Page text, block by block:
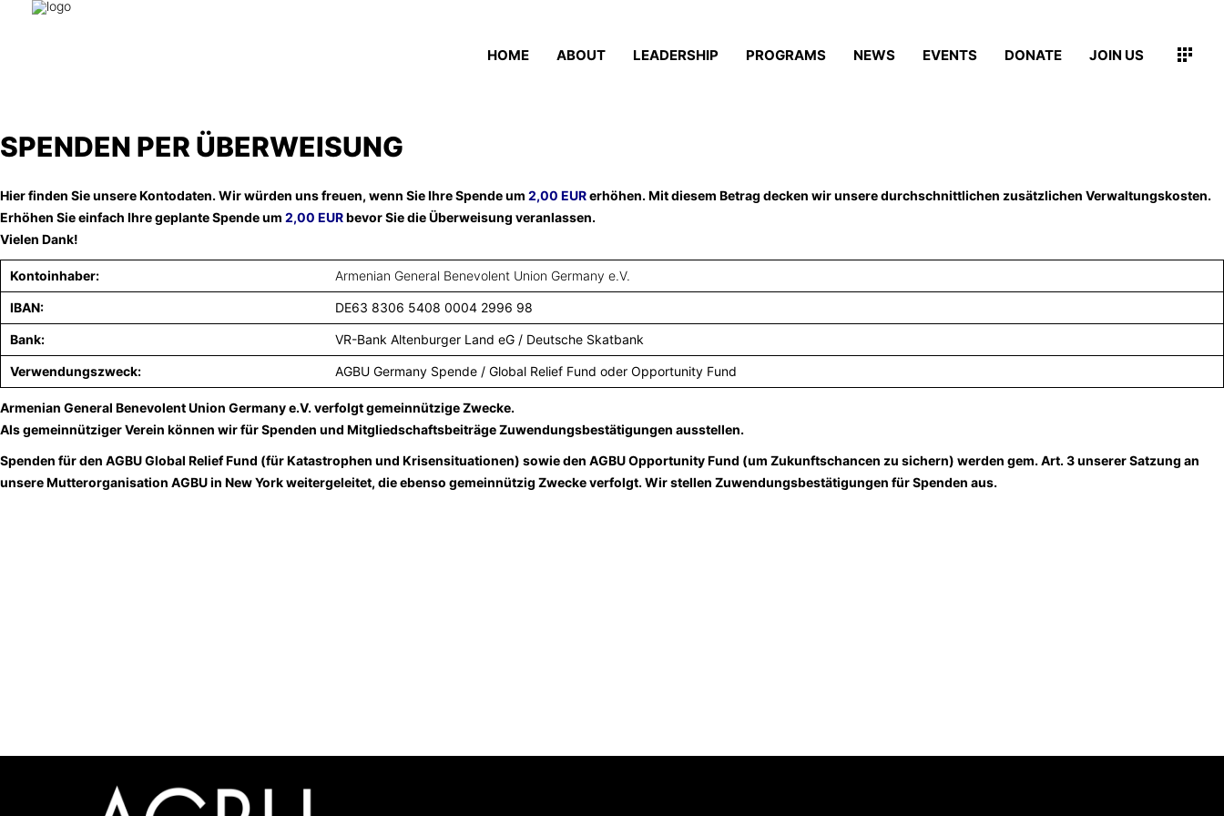
HOME ABOUT LEADERSHIP PROGRAMS NEWS EVENTS DONATE JOIN US
SPENDEN PER ÜBERWEISUNG
Hier finden Sie unsere Kontodaten.Wir würden uns freuen, wenn Sie Ihre Spende um 2,00 EURerhöhen. Mit diesem Betrag decken wir unsere durchschnittlichen zusätzlichen Verwaltungskosten.
Erhöhen Sie einfach Ihre geplante Spende um 2,00 EURbevor Sie die Überweisung veranlassen.
Vielen Dank!
Kontoinhaber: Armenian General Benevolent Union Germany e.V.
IBAN: DE63 8306 5408 0004 2996 98
Bank: VR-Bank Altenburger Land eG / Deutsche Skatbank
Verwendungszweck: AGBU Germany Spende / Global Relief Fund oder Opportunity Fund
Armenian General Benevolent Union Germany e.V. verfolgt gemeinnützige Zwecke.
Als gemeinnütziger Verein können wir für Spenden und Mitgliedschaftsbeiträge Zuwendungsbestätigungen ausstellen.
Spenden für den AGBU Global Relief Fund (für Katastrophen und Krisensituationen) sowie den AGBU Opportunity Fund (um Zukunftschancen zu sichern) werden gem. Art. 3 unserer Satzung an
unsere Mutterorganisation AGBU in New York weitergeleitet, die ebenso gemeinnützig Zwecke verfolgt. Wir stellen Zuwendungsbestätigungen für Spenden aus.